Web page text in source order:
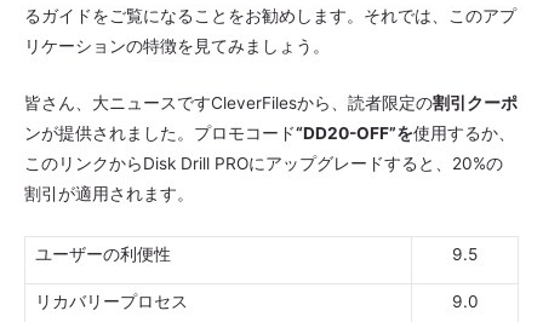
るガイドをご覧になることをお勧めします。それでは、このアプ
リケーションの特徴を見てみましょう。
皆さん、大ニュースですCleverFilesから、読者限定の割引クーポ
ンが提供されました。プロモコード“DD20-OFF”を使用するか、
このリンクからDisk Drill PROにアップグレードすると、20%の
割引が適用されます。
ユーザーの利便性 9.5
リカバリープロセス 9.0